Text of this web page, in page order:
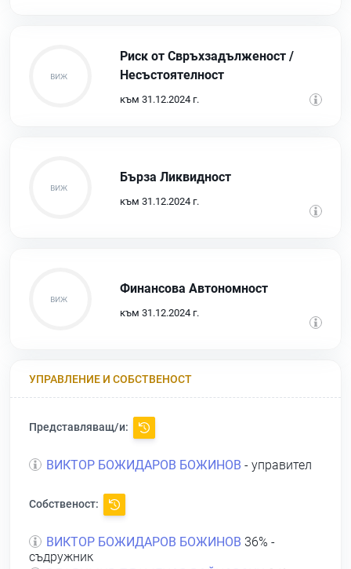
Риск от Свръхзадълженост /
Несъстоятелност
към 31.12.2024 г.
Бърза Ликвидност
към 31.12.2024 г.
Финансова Автономност
към 31.12.2024 г.
УПРАВЛЕНИЕ И СОБСТВЕНОСТ
Представляващ/и:
ВИКТОР БОЖИДАРОВ БОЖИНОВ - управител
Собственост:
ВИКТОР БОЖИДАРОВ БОЖИНОВ 36% -
съдружник